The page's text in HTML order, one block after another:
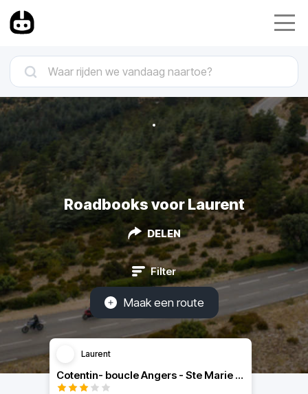
Roadbooks voor Laurent
DELEN
Filter
Maak een route
Laurent
Cotentin- boucle Angers - Ste Marie du mont -> Angers